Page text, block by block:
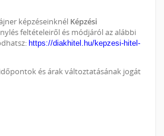
képzéseinknél Képzési
feltételeiről és módjáról az alábbi
https://diakhitel.hu/kepzesi-hitel-
és árak változtatásának jogát